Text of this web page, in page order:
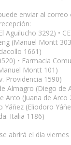
enviar al correo
Aguilucho 3292) •
(Manuel Montt
1661)
• Farmacia
Montt 101)
Providencia 1590)
Almagro (Diego de
Arco (Juana de Arco
Yáñez (Eliodoro
Italia 1186)
abrirá el día